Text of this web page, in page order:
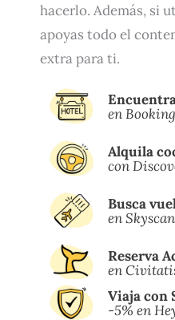
hacerlo. Además, si
apoyas todo el
extra para ti.
en
Alquila
con
Busca
en
Reserva
en
Viaja con
-5% en